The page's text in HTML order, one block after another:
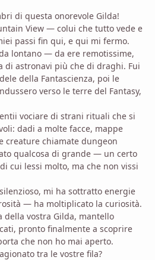
di questa onorevole Gilda!
View — colui che tutto vede e
passi fin qui, e qui mi fermo.
lontano — da ere remotissime,
di astronavi più che di draghi. Fui
della Fantascienza, poi le
verso le terre del Fantasy,
vociare di strani rituali che si
dadi a molte facce, mappe
creature chiamate dungeon
qualcosa di grande — un certo
cui lessi molto, ma che non vissi
mi ha sottratto energie
— ha moltiplicato la curiosità.
della vostra Gilda, mantello
pronto finalmente a scoprire
che non ho mai aperto.
tra le vostre fila?